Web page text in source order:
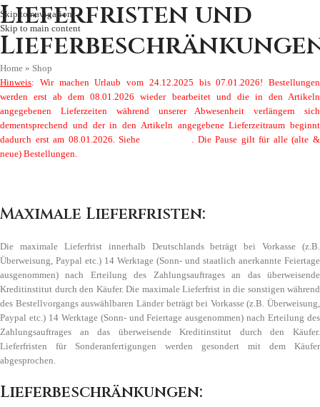
Skip to navigation
Skip to main content
Lieferfristen und
Home » Shop
Hinweis: Wir machen Urlaub vom 24.12.2025 bis 07.01.2026! Bestellungen
werden erst ab dem 08.01.2026 wieder bearbeitet und die in den Artikeln
angegebenen Lieferzeiten während unserer Abwesenheit verlängern sich
dementsprechend und der in den Artikeln angegebene Lieferzeitraum beginnt
dadurch erst am 08.01.2026. Siehe
. Die Pause gilt für alle (alte &
neue) Bestellungen.
Maximale Lieferfristen:
Die maximale Lieferfrist innerhalb Deutschlands beträgt bei Vorkasse (z.B.
Überweisung, Paypal etc.) 14 Werktage (Sonn- und staatlich anerkannte Feiertage
ausgenommen) nach Erteilung des Zahlungsauftrages an das überweisende
Kreditinstitut durch den Käufer. Die maximale Lieferfrist in die sonstigen während
des Bestellvorgangs auswählbaren Länder beträgt bei Vorkasse (z.B. Überweisung,
Paypal etc.) 14 Werktage (Sonn- und Feiertage ausgenommen) nach Erteilung des
Zahlungsauftrages an das überweisende Kreditinstitut durch den Käufer.
Lieferfristen für Sonderanfertigungen werden gesondert mit dem Käufer
abgesprochen.
Lieferbeschränkungen: